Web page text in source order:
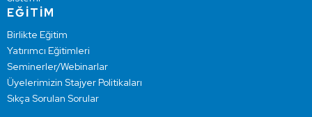
EĞİTİM
Birlikte Eğitim
Yatırımcı Eğitimleri
Seminerler/Webinarlar
Üyelerimizin Stajyer Politikaları
Sıkça Sorulan Sorular